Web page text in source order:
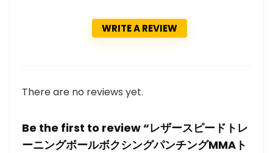
WRITE A REVIEW
There are no reviews yet.
Be the first to review “レザースピードトレ
ーニングボールボクシングパンチングMMAト